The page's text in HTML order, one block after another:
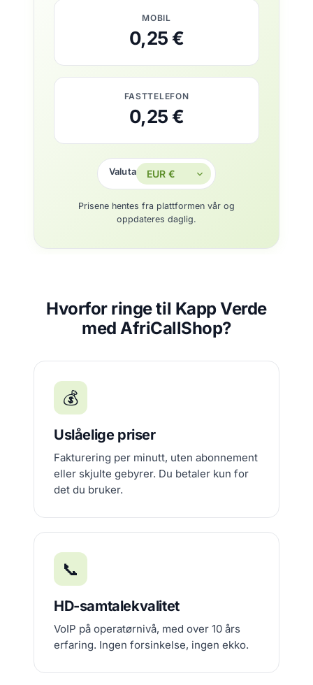
MOBIL
0,25 €
FASTTELEFON
0,25 €
Valuta
Prisene hentes fra plattformen vår og
oppdateres daglig.
Hvorfor ringe til Kapp Verde
med AfriCallShop?
💰
Uslåelige priser
Fakturering per minutt, uten abonnement
eller skjulte gebyrer. Du betaler kun for
det du bruker.
📞
HD-samtalekvalitet
VoIP på operatørnivå, med over 10 års
erfaring. Ingen forsinkelse, ingen ekko.